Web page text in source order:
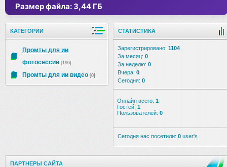
Размер файла: 3,44 ГБ
КАТЕГОРИИ
Промты для ии
фотосессии [196]
Промты для ии видео [0]
СТАТИСТИКА
Зарегистрировано: 1104
За месяц: 0
За неделю: 0
Вчера: 0
Сегодня: 0
Онлайн всего: 1
Гостей: 1
Пользователей: 0
Сегодня нас посетили: 0 user's
ПАРТНЕРЫ САЙТА